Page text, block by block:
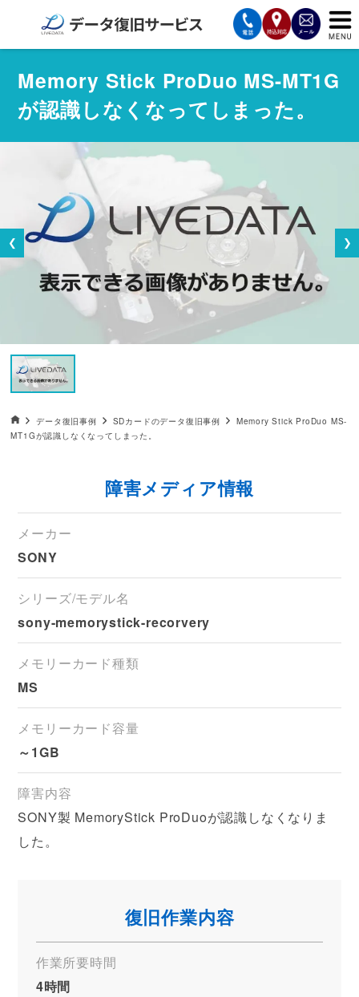
復旧費用と納期
サービスの流れ
対応メディア
データ復旧事例
お客様の声
Memory Stick ProDuo MS-MT1G
が認識しなくなってしまった。
❮ ❯
データ復旧HOME
データ復旧事例 SDカードのデータ復旧事例
Memory Stick ProDuo MS-
MT1Gが認識しなくなってしまった。
障害メディア情報
メーカー
SONY
シリーズ/モデル名
sony-memorystick-recorvery
メモリーカード種類
MS
メモリーカード容量
～1GB
障害内容
SONY製 MemoryStick ProDuoが認識しなくなりま
した。
復旧作業内容
作業所要時間
4時間